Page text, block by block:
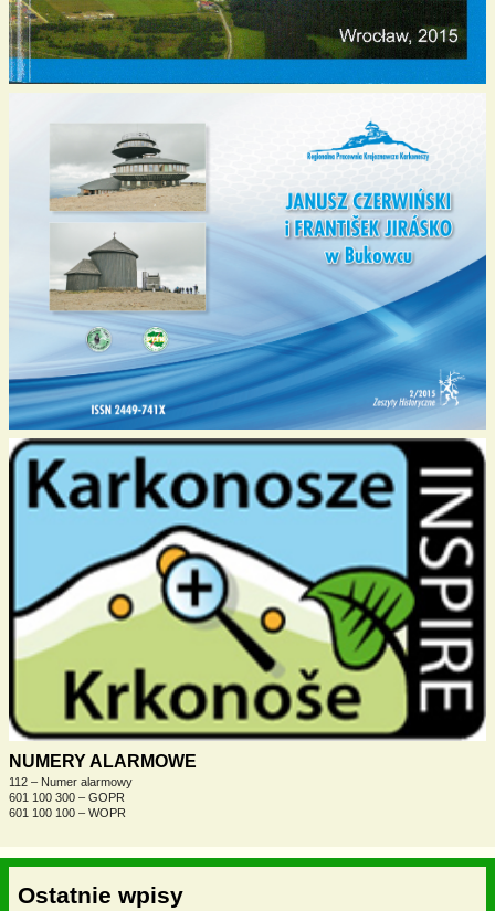
NUMERY ALARMOWE
112 – Numer alarmowy
601 100 300 – GOPR
601 100 100 – WOPR
Ostatnie wpisy